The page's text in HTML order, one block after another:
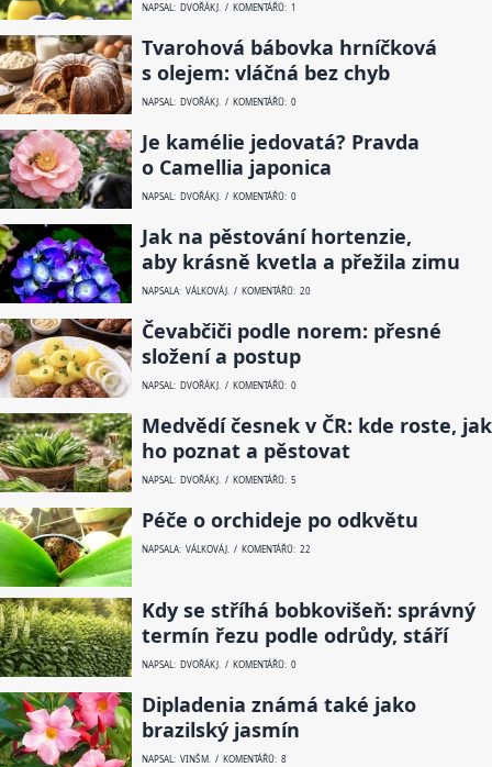
NAPSAL: DVOŘÁK J. / KOMENTÁŘŮ: 1
Tvarohová bábovka hrníčková
s olejem: vláčná bez chyb
NAPSAL: DVOŘÁK J. / KOMENTÁŘŮ: 0
Je kamélie jedovatá? Pravda
o Camellia japonica
NAPSAL: DVOŘÁK J. / KOMENTÁŘŮ: 0
Jak na pěstování hortenzie,
aby krásně kvetla a přežila zimu
NAPSALA: VÁLKOVÁ J. / KOMENTÁŘŮ: 20
Čevabčiči podle norem: přesné
složení a postup
NAPSAL: DVOŘÁK J. / KOMENTÁŘŮ: 0
Medvědí česnek v ČR: kde roste, jak
ho poznat a pěstovat
NAPSAL: DVOŘÁK J. / KOMENTÁŘŮ: 5
Péče o orchideje po odkvětu
NAPSALA: VÁLKOVÁ J. / KOMENTÁŘŮ: 22
Kdy se stříhá bobkovišeň: správný
termín řezu podle odrůdy, stáří
NAPSAL: DVOŘÁK J. / KOMENTÁŘŮ: 0
Dipladenia známá také jako
brazilský jasmín
NAPSAL: VINŠ M. / KOMENTÁŘŮ: 8